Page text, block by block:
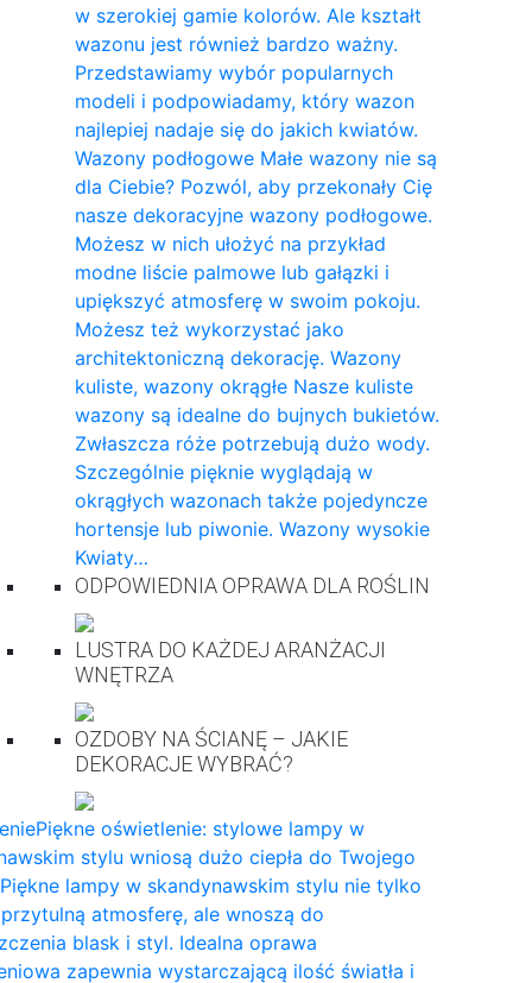
w szerokiej gamie kolorów. Ale kształt
wazonu jest również bardzo ważny.
Przedstawiamy wybór popularnych
modeli i podpowiadamy, który wazon
najlepiej nadaje się do jakich kwiatów.
Wazony podłogowe Małe wazony nie są
dla Ciebie? Pozwól, aby przekonały Cię
nasze dekoracyjne wazony podłogowe.
Możesz w nich ułożyć na przykład
modne liście palmowe lub gałązki i
upiększyć atmosferę w swoim pokoju.
Możesz też wykorzystać jako
architektoniczną dekorację. Wazony
kuliste, wazony okrągłe Nasze kuliste
wazony są idealne do bujnych bukietów.
Zwłaszcza róże potrzebują dużo wody.
Szczególnie pięknie wyglądają w
okrągłych wazonach także pojedyncze
hortensje lub piwonie. Wazony wysokie
Kwiaty…
ODPOWIEDNIA OPRAWA DLA ROŚLIN
LUSTRA DO KAŻDEJ ARANŻACJI
WNĘTRZA
OZDOBY NA ŚCIANĘ – JAKIE
DEKORACJE WYBRAĆ?
Piękne oświetlenie: stylowe lampy w
stylu wniosą dużo ciepła do Twojego
lampy w skandynawskim stylu nie tylko
atmosferę, ale wnoszą do
blask i styl. Idealna oprawa
zapewnia wystarczającą ilość światła i